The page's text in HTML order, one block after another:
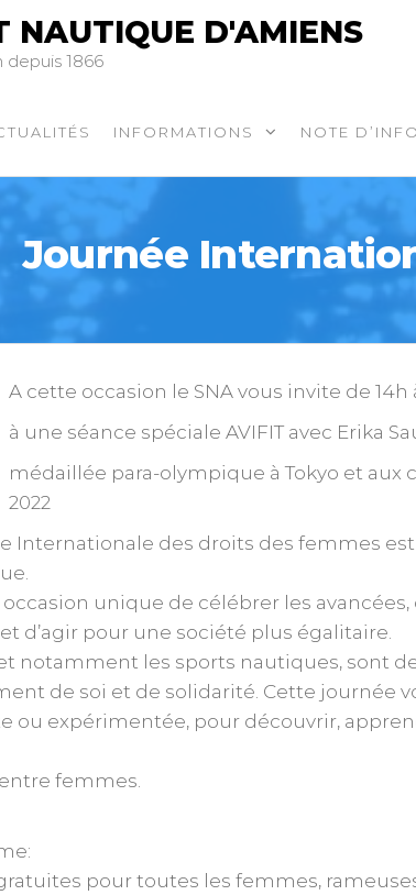
NAUTIQUE D'AMIENS
depuis 1866
INFORMATIONS NOTE
Journée
A cette occasion le SNA vous invite de 14h
à une séance spéciale AVIFIT avec Erika
médaillée para-olympique à Tokyo et
2022
Internationale des droits des femmes
occasion unique de célébrer les
d’agir pour une société plus égalitaire.
notamment les sports nautiques, sont
de soi et de solidarité. Cette journée
ou expérimentée, pour découvrir,
femmes.
pour toutes les femmes,